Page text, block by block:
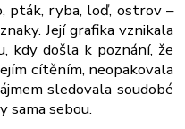
pták, ryba, loď, ostrov –
Její grafika vznikala
kdy došla k poznání, že
cítěním, neopakovala
sledovala soudobé
sama sebou.